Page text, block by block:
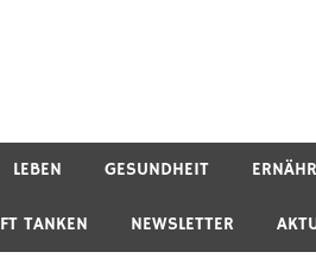
LEBEN GESUNDHEIT
TANKEN NEWSLETTER